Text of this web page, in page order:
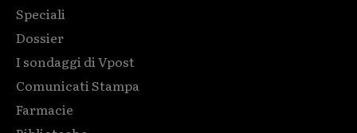
Speciali
Dossier
I sondaggi di Vpost
Comunicati Stampa
Farmacie